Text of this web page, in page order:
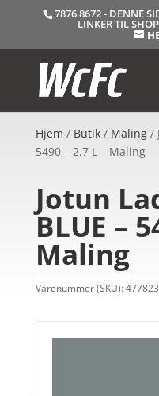
7876 8672 - DENNE
LINKER TIL
Hjem / Butik/ Maling/
5490 – 2.7 L – Maling
Jotun
BLUE –
Maling
Varenummer (SKU):